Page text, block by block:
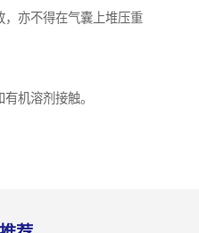
，亦不得在气囊上堆压重
机溶剂接触。